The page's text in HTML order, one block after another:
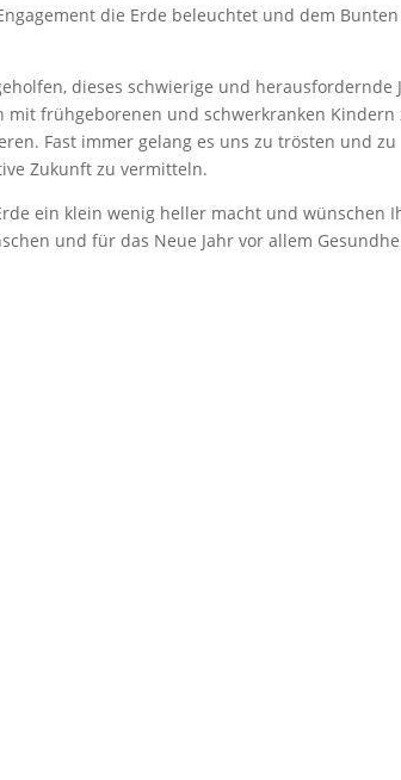
die Erde beleuchtet und dem
dieses schwierige und herausfordernde
frühgeborenen und schwerkranken Kindern
Fast immer gelang es uns zu trösten und zu
Zukunft zu vermitteln.
ein klein wenig heller macht und wünschen
und für das Neue Jahr vor allem